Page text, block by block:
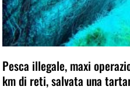
Pesca illegale, maxi
km di reti, salvata una